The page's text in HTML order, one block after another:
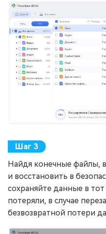
Найдя конечные файлы,
и восстановить в
сохраняйте данные в
потеряли, в случае
безвозвратной потери